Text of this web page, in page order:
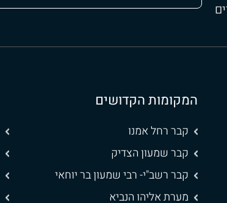
המקומות הקדושים
קבר רחל אמנו
קבר שמעון הצדיק
קבר רשב"י- רבי שמעון בר יוחאי
מערת אליהו הנביא